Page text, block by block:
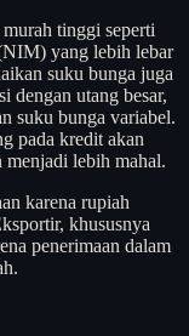
tinggi seperti
yang lebih lebar
suku bunga juga
dengan utang besar,
suku bunga variabel.
pada kredit akan
menjadi lebih mahal.
karena rupiah
khususnya
penerimaan dalam